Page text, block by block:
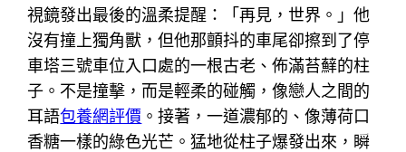
視鏡發出最後的溫柔提醒：「再見，世界。」他
沒有撞上獨角獸，但他那顫抖的車尾卻擦到了停
車塔三號車位入口處的一根古老、佈滿苔蘚的柱
子。不是撞擊，而是輕柔的碰觸，像戀人之間的
耳語包養網評價 。接著，一道濃郁的、像薄荷口
香糖一樣的綠色光芒。猛地從柱子爆發出來，瞬